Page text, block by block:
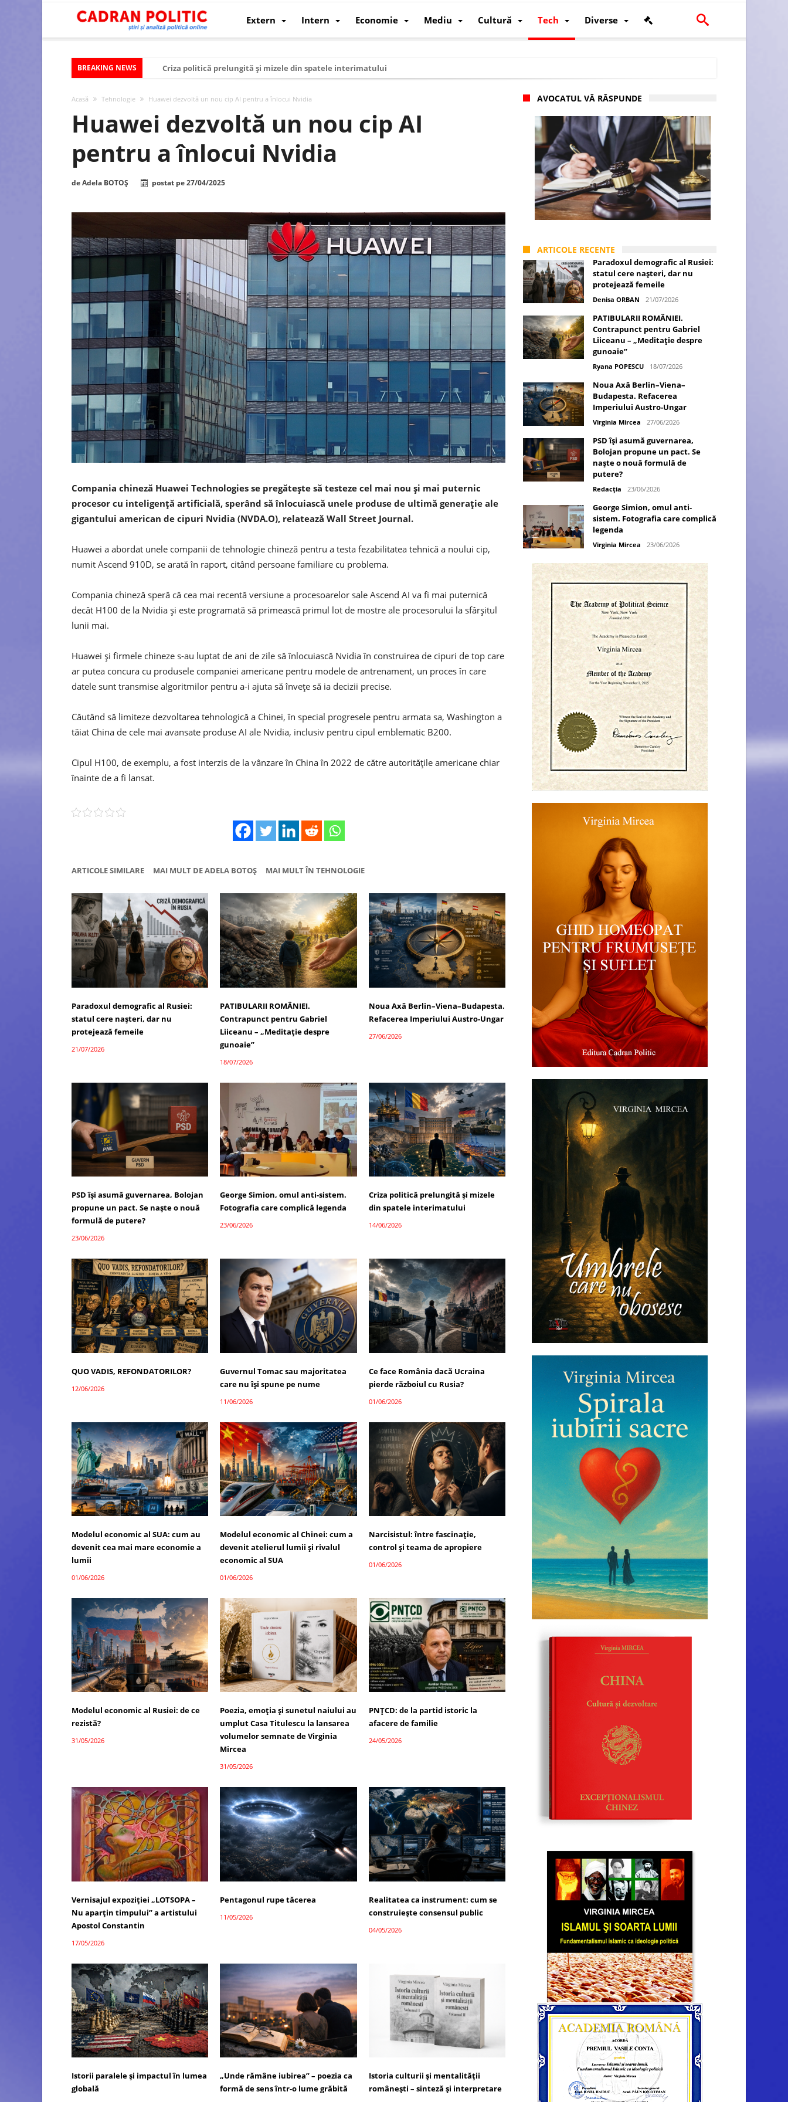
Extern Intern Economie Mediu Cultură Tech Diverse
BREAKING NEWS
Criza politică prelungită și mizele din spatele interimatului
Modelul economic al Rusiei: de ce rezistă?
Occidentul obosit și Estul care revine: o realitate pe care România o simte, nu o spune
Viitorul României în Uniunea Europeană. Ce ne așteaptă? – O analiză structurală a demografiei, fiscalității și poziției României în U.E.
România – ROExit pentru a supraviețui ca țară
Huawei dezvoltă un nou cip AI pentru a înlocui Nvidia
SUA și UE se îndepărtează de agenda climatică în sectorul energetic
Acasă Tehnologie Huawei dezvoltă un nou cip AI pentru a înlocui Nvidia
Huawei dezvoltă un nou cip AI
pentru a înlocui Nvidia
deAdela BOTOȘ postat pe27/04/2025
Compania chineză Huawei Technologies se pregătește să testeze cel mai nou și mai puternic
procesor cu inteligență artificială, sperând să înlocuiască unele produse de ultimă generație ale
gigantului american de cipuri Nvidia (NVDA.O), relatează Wall Street Journal.
Huawei a abordat unele companii de tehnologie chineză pentru a testa fezabilitatea tehnică a noului cip,
numit Ascend 910D, se arată în raport, citând persoane familiare cu problema.
Compania chineză speră că cea mai recentă versiune a procesoarelor sale Ascend AI va fi mai puternică
decât H100 de la Nvidia și este programată să primească primul lot de mostre ale procesorului la sfârșitul
lunii mai.
Huawei și firmele chineze s-au luptat de ani de zile să înlocuiască Nvidia în construirea de cipuri de top care
ar putea concura cu produsele companiei americane pentru modele de antrenament, un proces în care
datele sunt transmise algoritmilor pentru a-i ajuta să învețe să ia decizii precise.
Căutând să limiteze dezvoltarea tehnologică a Chinei, în special progresele pentru armata sa, Washington a
tăiat China de cele mai avansate produse AI ale Nvidia, inclusiv pentru cipul emblematic B200.
Cipul H100, de exemplu, a fost interzis de la vânzare în China în 2022 de către autoritățile americane chiar
înainte de a fi lansat.
ARTICOLE SIMILARE MAI MULT DE ADELA BOTOȘ MAI MULT ÎN TEHNOLOGIE
Paradoxul demografic al Rusiei:
statul cere nașteri, dar nu
protejează femeile
21/07/2026
PATIBULARII ROMÂNIEI.
Contrapunct pentru Gabriel
Liiceanu – „Meditație despre
gunoaie”
18/07/2026
Noua Axă Berlin–Viena–Budapesta.
Refacerea Imperiului Austro-Ungar
27/06/2026
PSD își asumă guvernarea, Bolojan
propune un pact. Se naște o nouă
formulă de putere?
23/06/2026
George Simion, omul anti-sistem.
Fotografia care complică legenda
23/06/2026
Criza politică prelungită și mizele
din spatele interimatului
14/06/2026
QUO VADIS, REFONDATORILOR?
12/06/2026
Guvernul Tomac sau majoritatea
care nu își spune pe nume
11/06/2026
Ce face România dacă Ucraina
pierde războiul cu Rusia?
01/06/2026
Modelul economic al SUA: cum au
devenit cea mai mare economie a
lumii
01/06/2026
Modelul economic al Chinei: cum a
devenit atelierul lumii și rivalul
economic al SUA
01/06/2026
Narcisistul: între fascinație,
control și teama de apropiere
01/06/2026
Modelul economic al Rusiei: de ce
rezistă?
31/05/2026
Poezia, emoția și sunetul naiului au
umplut Casa Titulescu la lansarea
volumelor semnate de Virginia
Mircea
31/05/2026
PNȚCD: de la partid istoric la
afacere de familie
24/05/2026
Vernisajul expoziției „LOTSOPA –
Nu aparțin timpului” a artistului
Apostol Constantin
17/05/2026
Pentagonul rupe tăcerea
11/05/2026
Realitatea ca instrument: cum se
construiește consensul public
04/05/2026
Istorii paralele și impactul în lumea
globală
„Unde rămâne iubirea” – poezia ca
formă de sens într-o lume grăbită
Istoria culturii și mentalității
românești – sinteză și interpretare
AVOCATUL VĂ RĂSPUNDE
ARTICOLE RECENTE
Paradoxul demografic al Rusiei:
statul cere nașteri, dar nu
protejează femeile
Denisa ORBAN 21/07/2026
PATIBULARII ROMÂNIEI.
Contrapunct pentru Gabriel
Liiceanu – „Meditație despre
gunoaie”
Ryana POPESCU 18/07/2026
Noua Axă Berlin–Viena–
Budapesta. Refacerea
Imperiului Austro-Ungar
Virginia Mircea 27/06/2026
PSD își asumă guvernarea,
Bolojan propune un pact. Se
naște o nouă formulă de
putere?
Redacția 23/06/2026
George Simion, omul anti-
sistem. Fotografia care complică
legenda
Virginia Mircea 23/06/2026